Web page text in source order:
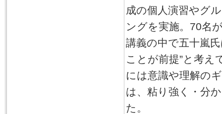
成の個人演習やグ
ングを実施。70名
講義の中で五十嵐
ことが前提”と考え
には意識や理解の
は、粘り強く・分
た。